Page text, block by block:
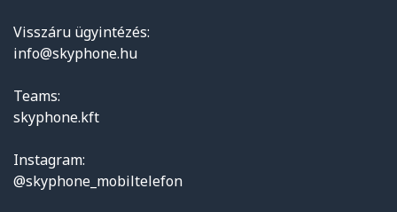
Visszáru ügyintézés:
info@skyphone.hu
Teams:
skyphone.kft
Instagram:
@skyphone_mobiltelefon